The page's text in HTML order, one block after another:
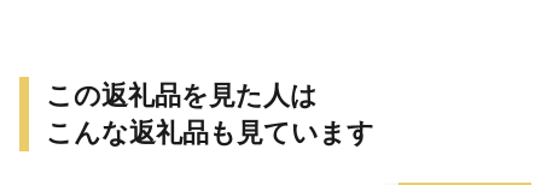
この返礼品を見た人は
こんな返礼品も見ています